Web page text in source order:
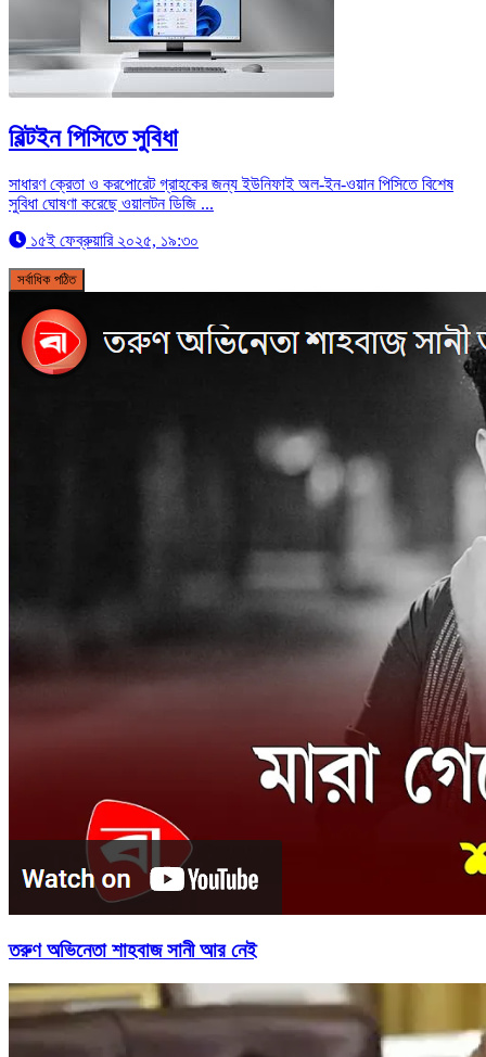
বিল্টইন পিসিতে সুবিধা
সাধারণ ক্রেতা ও করপোরেট গ্রাহকের জন্য ইউনিফাই অল-ইন-ওয়ান পিসিতে বিশেষ
সুবিধা ঘোষণা করেছে ওয়ালটন ডিজি ...
১৫ই ফেব্রুয়ারি ২০২৫, ১৯:৩০
সর্বাধিক পঠিত
তরুণ অভিনেতা শাহবাজ সানী আর নেই